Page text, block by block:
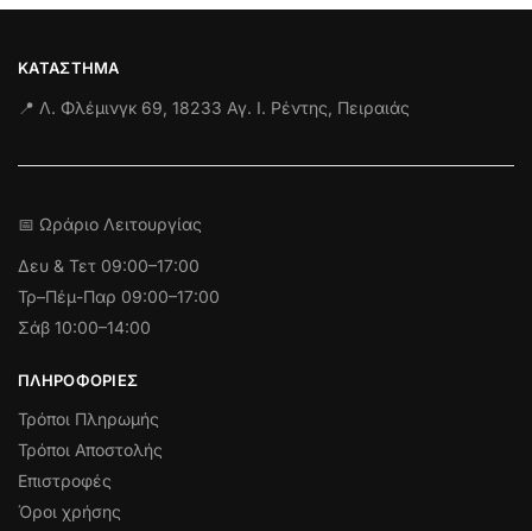
ΚΑΤΆΣΤΗΜΑ
📍 Λ. Φλέμινγκ 69, 18233 Αγ. Ι. Ρέντης, Πειραιάς
📅 Ωράριο Λειτουργίας
Δευ & Τετ 09:00–17:00
Τρ–Πέμ-Παρ 09:00–17:00
Σάβ 10:00–14:00
ΠΛΗΡΟΦΟΡΊΕΣ
Τρόποι Πληρωμής
Τρόποι Αποστολής
Επιστροφές
Όροι χρήσης